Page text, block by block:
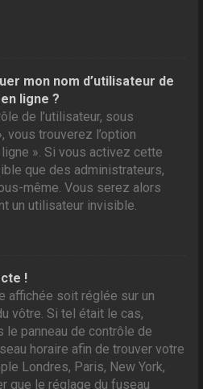
mon nom d’utilisateur de
ligne ?
de l’utilisateur, sous
vous trouverez l’option
». Si vous activez cette
que des administrateurs,
même. Vous serez alors
un utilisateur invisible.
!
affichée soit réglée sur un
vôtre. Si tel était le cas,
panneau de contrôle de
horaire afin de trouver votre
Londres, Paris, New York,
que le réglage du fuseau